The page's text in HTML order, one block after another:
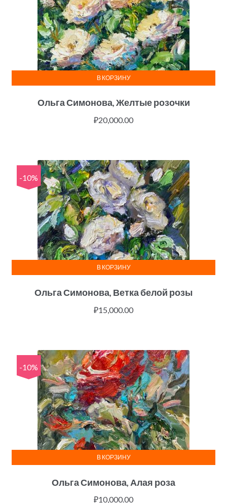
Ольга Симонова, Желтые розочки
₽20,000.00
В КОРЗИНУ
-10%
Ольга Симонова, Ветка белой розы
₽15,000.00
В КОРЗИНУ
-10%
Ольга Симонова, Алая роза
₽10,000.00
В КОРЗИНУ